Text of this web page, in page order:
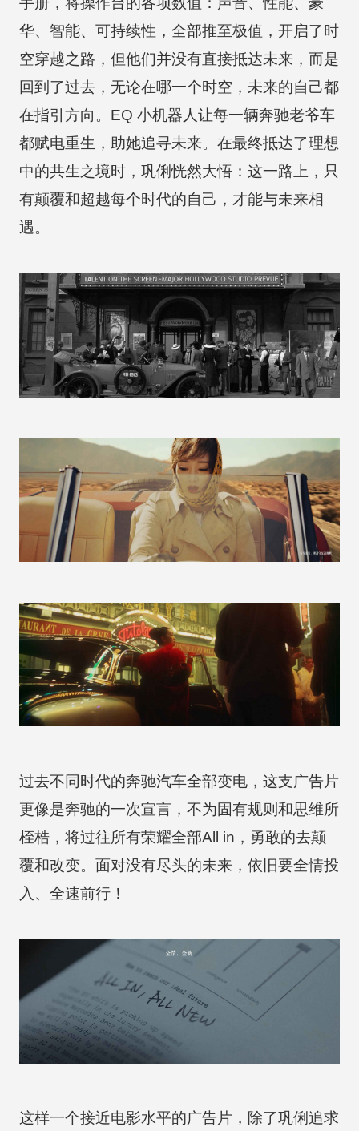
华、智能、可持续性，全部推至极值，开启了时
空穿越之路，但他们并没有直接抵达未来，而是
回到了过去，无论在哪一个时空，未来的自己都
在指引方向。EQ 小机器人让每一辆奔驰老爷车
都赋电重生，助她追寻未来。在最终抵达了理想
中的共生之境时，巩俐恍然大悟：这一路上，只
有颠覆和超越每个时代的自己，才能与未来相
遇。
过去不同时代的奔驰汽车全部变电，这支广告片
更像是奔驰的一次宣言，不为固有规则和思维所
桎梏，将过往所有荣耀全部All in，勇敢的去颠
覆和改变。面对没有尽头的未来，依旧要全情投
入、全速前行！
这样一个接近电影水平的广告片，除了巩俐追求